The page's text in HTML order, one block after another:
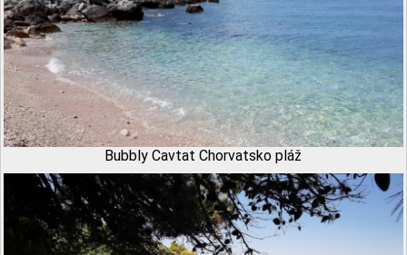
Bubbly Cavtat Chorvatsko pláž